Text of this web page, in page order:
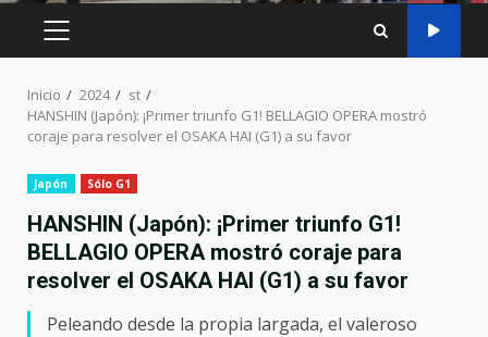
MENÚ
Inicio 2024
st
HANSHIN (Japón): ¡Primer triunfo G1! BELLAGIO OPERA mostró
coraje para resolver el OSAKA HAI (G1) a su favor
Japón Sólo G1
HANSHIN (Japón): ¡Primer triunfo G1!
BELLAGIO OPERA mostró coraje para
resolver el OSAKA HAI (G1) a su favor
Peleando desde la propia largada, el valeroso